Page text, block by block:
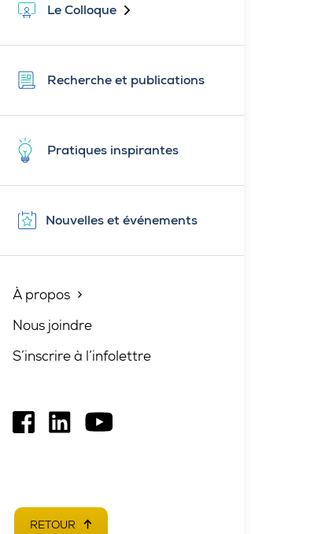
Le Colloque
Fermé
Recherche et publications
Pratiques inspirantes
Nouvelles et événements
À propos
Fermé
Nous joindre
S’inscrire à l’infolettre
Ce
une
Ce
une
Ce
RETOUR EN HAUT DE PAGE